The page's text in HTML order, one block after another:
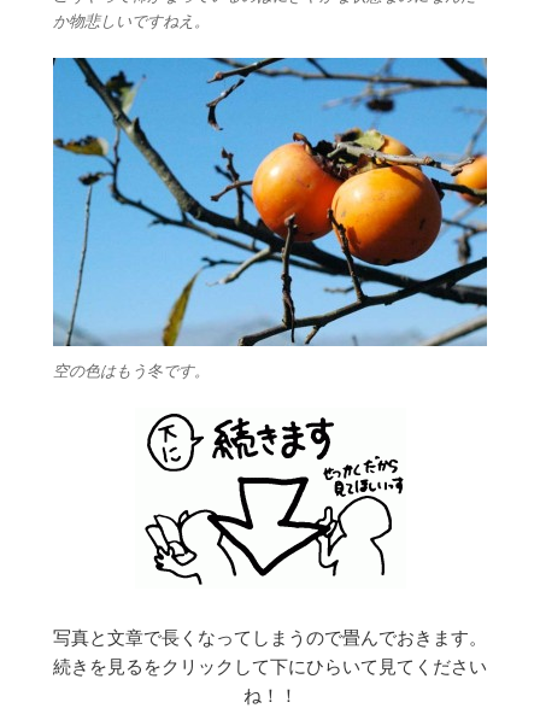
か物悲しいですねえ。
空の色はもう冬です。
写真と文章で長くなってしまうので畳んでおきます。
続きを見るをクリックして下にひらいて見てください
ね！！